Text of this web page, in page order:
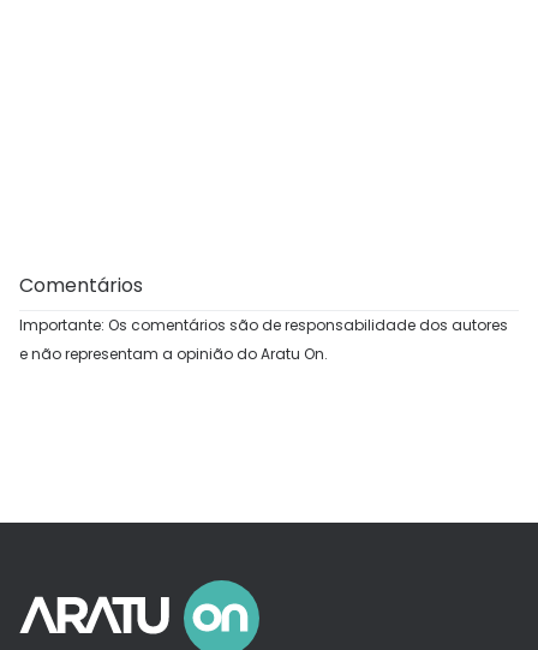
Comentários
Importante: Os comentários são de responsabilidade dos autores
e não representam a opinião do Aratu On.